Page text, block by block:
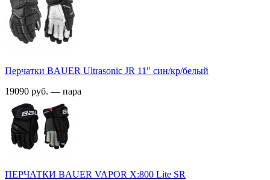
Перчатки BAUER Ultrasonic JR 11" син/кр/белый
19090 руб. — пара
ПЕРЧАТКИ BAUER VAPOR X:800 Lite SR